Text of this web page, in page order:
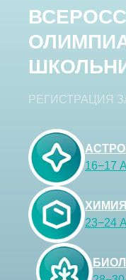
16−17
ХИМИЯ
23−24
РЕГИСТРАЦИЯ